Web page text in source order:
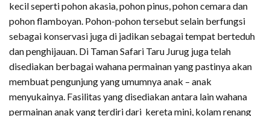
kecil seperti pohon akasia, pohon pinus, pohon cemara dan
pohon flamboyan. Pohon-pohon tersebut selain berfungsi
sebagai konservasi juga di jadikan sebagai tempat berteduh
dan penghijauan. Di Taman Safari Taru Jurug juga telah
disediakan berbagai wahana permainan yang pastinya akan
membuat pengunjung yang umumnya anak – anak
menyukainya. Fasilitas yang disediakan antara lain wahana